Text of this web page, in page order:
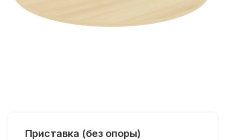
Приставка (без опоры)